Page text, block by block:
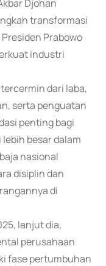
Djohan
transformasi
Prabowo
industri
dari laba,
serta penguatan
penting bagi
besar dalam
nasional
disiplin dan
di
lanjut dia,
perusahaan
fase pertumbuhan